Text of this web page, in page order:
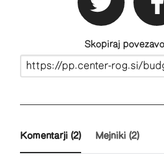
twitter
Skopiraj
Komentarji (2) Mejniki (2)